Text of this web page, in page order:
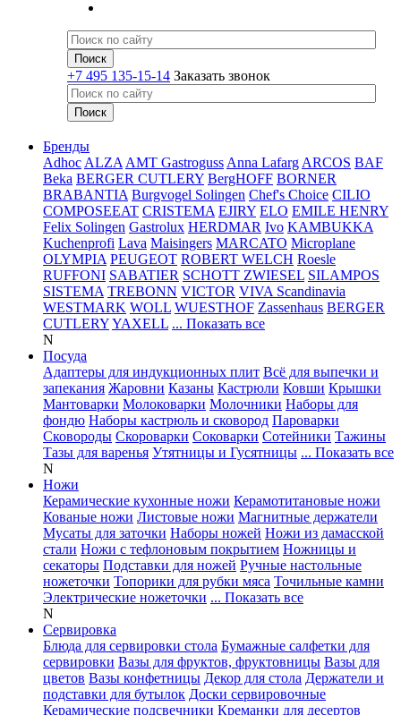
+7 495 135-15-14 Заказать звонок
Бренды
Adhoc ALZA AMT Gastroguss Anna Lafarg ARCOS BAF
Beka BERGER CUTLERY BergHOFF BORNER
BRABANTIA Burgvogel Solingen Chef's Choice CILIO
COMPOSEEAT CRISTEMA EJIRY ELO EMILE HENRY
Felix Solingen Gastrolux HERDMAR Ivo KAMBUKKA
Kuchenprofi Lava Maisingers MARCATO Microplane
OLYMPIA PEUGEOT ROBERT WELCH Roesle
RUFFONI SABATIER SCHOTT ZWIESEL SILAMPOS
SISTEMA TREBONN VICTOR VIVA Scandinavia
WESTMARK WOLL WUESTHOF Zassenhaus BERGER
CUTLERYYAXELL ... Показать все
N
Посуда
Адаптеры для индукционных плит Всё для выпечки и
запекания Жаровни Казаны Кастрюли Ковши Крышки
Мантоварки Молоковарки Молочники Наборы для
фондю Наборы кастрюль и сковород Пароварки
Сковороды Скороварки Соковарки Сотейники Тажины
Тазы для варенья Утятницы и Гусятницы ... Показать все
N
Ножи
Керамические кухонные ножи Керамотитановые ножи
Кованые ножи Листовые ножи Магнитные держатели
Мусаты для заточки Наборы ножей Ножи из дамасской
стали Ножи с тефлоновым покрытием Ножницы и
секаторы Подставки для ножей Ручные настольные
ножеточки Топорики для рубки мяса Точильные камни
Электрические ножеточки ... Показать все
N
Сервировка
Блюда для сервировки стола Бумажные салфетки для
сервировки Вазы для фруктов, фруктовницы Вазы для
цветов Вазы конфетницы Декор для стола Держатели и
подставки для бутылок Доски сервировочные
Керамические подсвечники Креманки для десертов